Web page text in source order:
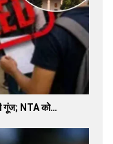
गूंज; NTA को…